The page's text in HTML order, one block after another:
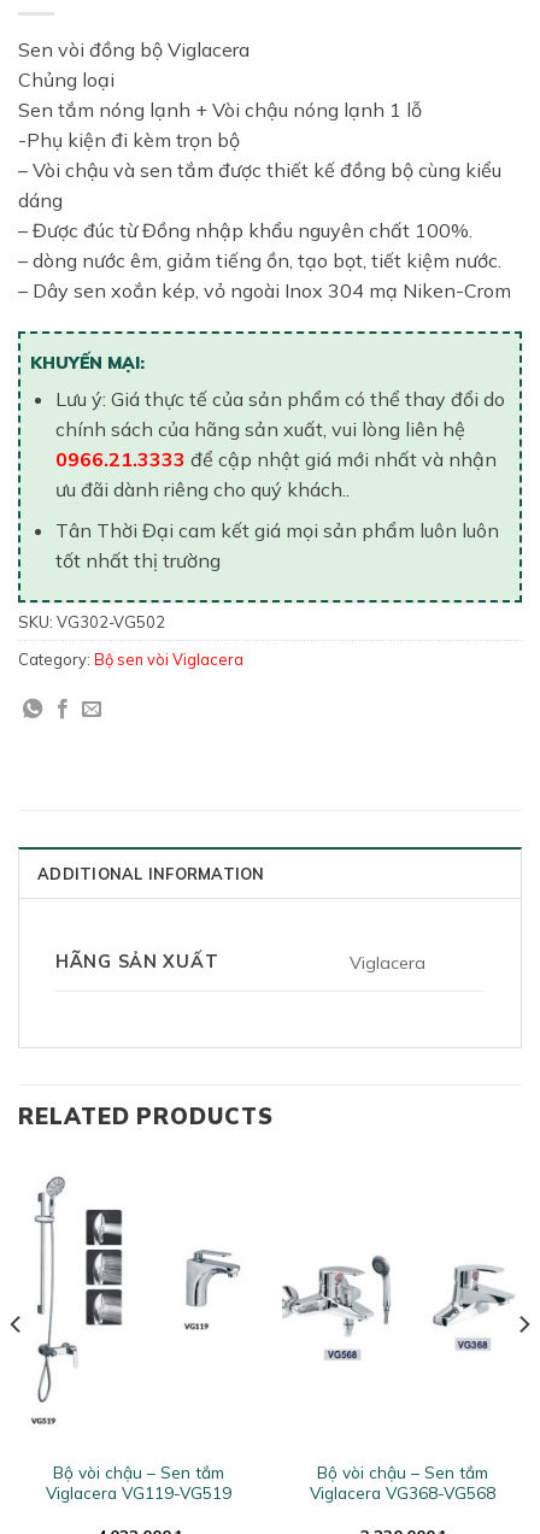
Sen vòi đồng bộ Viglacera
Chủng loại
Sen tắm nóng lạnh + Vòi chậu nóng lạnh 1 lỗ
-Phụ kiện đi kèm trọn bộ
– Vòi chậu và sen tắm được thiết kế đồng bộ cùng kiểu
dáng
– Được đúc từ Đồng nhập khẩu nguyên chất 100%.
– dòng nước êm, giảm tiếng ồn, tạo bọt, tiết kiệm nước.
– Dây sen xoắn kép, vỏ ngoài Inox 304 mạ Niken-Crom
KHUYẾN MẠI:
Lưu ý: Giá thực tế của sản phẩm có thể thay đổi do
chính sách của hãng sản xuất, vui lòng liên hệ
0966.21.3333 để cập nhật giá mới nhất và nhận
ưu đãi dành riêng cho quý khách..
Tân Thời Đại cam kết giá mọi sản phẩm luôn luôn
tốt nhất thị trường
SKU: VG302-VG502
Category: Bộ sen vòi Viglacera
ADDITIONAL INFORMATION
HÃNG SẢN XUẤT Viglacera
RELATED PRODUCTS
Bộ vòi chậu – Sen tắm
Viglacera VG119-VG519
Bộ vòi chậu – Sen tắm
Viglacera VG368-VG568